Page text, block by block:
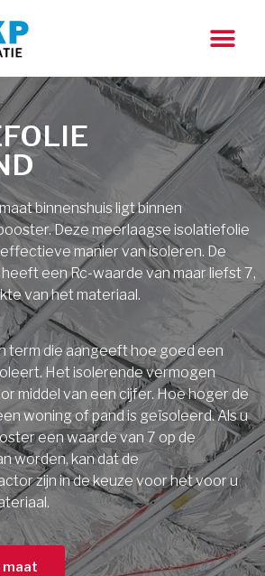
binnenshuis ligt binnen
Deze meerlaagse isolatiefolie
manier van isoleren. De
een Rc-waarde van maar liefst 7,
van het materiaal.
term die aangeeft hoe goed een
Het isolerende vermogen
middel van een cijfer. Hoe hoger de
woning of pand is geïsoleerd. Als u
een waarde van 7 op de
worden, kan dat de
zijn in de keuze voor het voor u
maat